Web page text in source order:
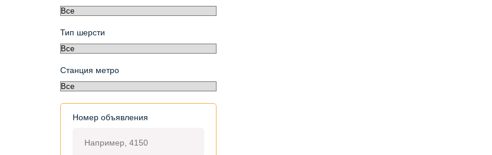
Тип шерсти
Станция метро
Номер объявления